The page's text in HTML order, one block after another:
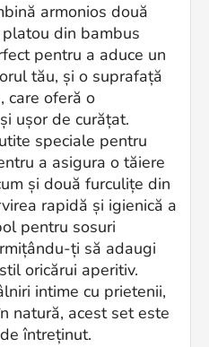
armonios două
din bambus
pentru a aduce un
tău, și o suprafață
care oferă o
ușor de curățat.
speciale pentru
a asigura o tăiere
și două furculițe din
rapidă și igienică a
pentru sosuri
ți să adaugi
oricărui aperitiv.
intime cu prietenii,
natură, acest set este
întreținut.